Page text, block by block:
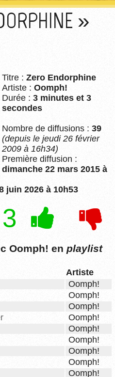
»
Titre : Zero Endorphine
Artiste : Oomph!
Durée : 3 minutes et 3
secondes
Nombre de diffusions : 39
(depuis le jeudi 26 février
2009 à 16h34)
Première diffusion :
dimanche 22 mars 2015 à
juin 2026 à 10h53
3
Oomph! en playlist
Artiste
Oomph!
Oomph!
Oomph!
Oomph!
Oomph!
Oomph!
Oomph!
Oomph!
Oomph!